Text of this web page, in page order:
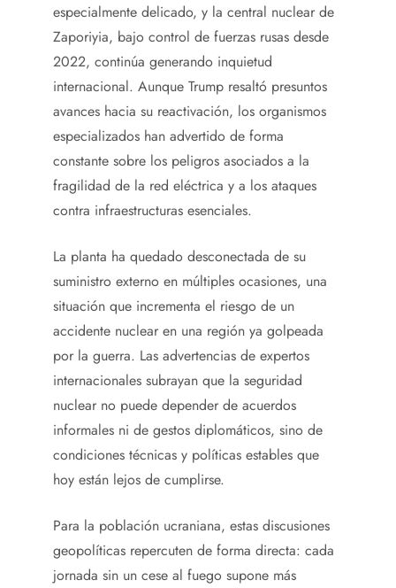
especialmente delicado, y la central nuclear de
Zaporiyia, bajo control de fuerzas rusas desde
2022, continúa generando inquietud
internacional. Aunque Trump resaltó presuntos
avances hacia su reactivación, los organismos
especializados han advertido de forma
constante sobre los peligros asociados a la
fragilidad de la red eléctrica y a los ataques
contra infraestructuras esenciales.
La planta ha quedado desconectada de su
suministro externo en múltiples ocasiones, una
situación que incrementa el riesgo de un
accidente nuclear en una región ya golpeada
por la guerra. Las advertencias de expertos
internacionales subrayan que la seguridad
nuclear no puede depender de acuerdos
informales ni de gestos diplomáticos, sino de
condiciones técnicas y políticas estables que
hoy están lejos de cumplirse.
Para la población ucraniana, estas discusiones
geopolíticas repercuten de forma directa: cada
jornada sin un cese al fuego supone más